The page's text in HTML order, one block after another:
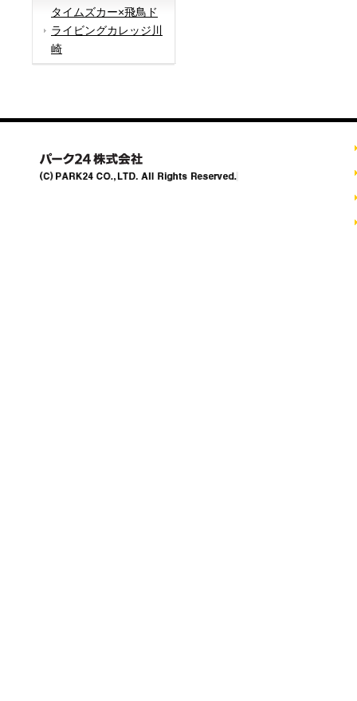
タイムズカー×飛鳥ド
ライビングカレッジ川
崎